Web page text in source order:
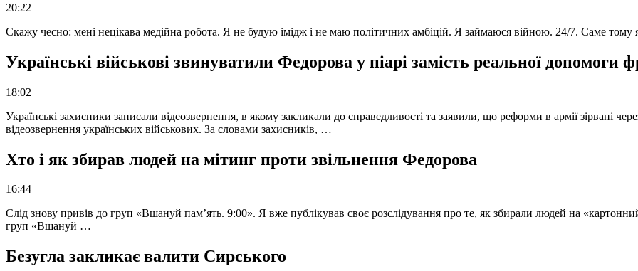
20:22
Скажу чесно: мені нецікава медійна робота. Я не будую імідж і не маю політичних амбіцій. Я займаюся війною. 24/7. Саме
Українські військові звинуватили Федорова у піарі замість реальної допомоги
18:02
Українські захисники записали відеозвернення, в якому закликали до справедливості та заявили, що реформи в армії зірвані
відеозвернення українських військових. За словами захисників, …
Хто і як збирав людей на мітинг проти звільнення Федорова
16:44
Слід знову привів до груп «Вшануй пам’ять. 9:00». Я вже публікував своє розслідування про те, як збирали людей на
груп «Вшануй …
Безугла закликає валити Сирського